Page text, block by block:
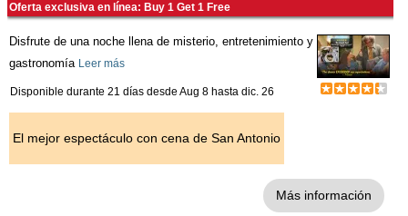
Oferta exclusiva en línea: Buy 1 Get 1 Free
Disfrute de una noche llena de misterio, entretenimiento y
gastronomía Leer más
Disponible durante 21 días desde Aug 8 hasta dic. 26
El mejor espectáculo con cena de San Antonio
Más información